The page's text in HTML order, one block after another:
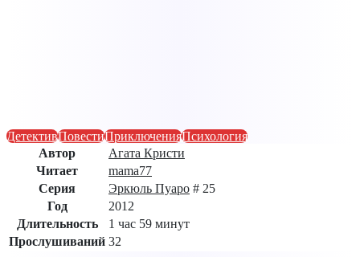
ДетективПовестиПриключенияПсихология
Автор
Агата Кристи
Читает
mama77
Серия
Эркюль Пуаро # 25
Год
2012
Длительность
1 час 59 минут
Прослушиваний 32